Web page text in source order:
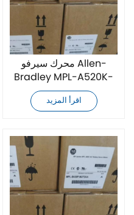
محرك سيرفو Allen-
Bradley MPL-A520K-
SK72AA جديد تمامًا
اقرأ المزيد